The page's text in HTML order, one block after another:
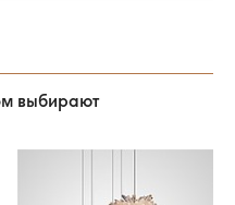
выбирают